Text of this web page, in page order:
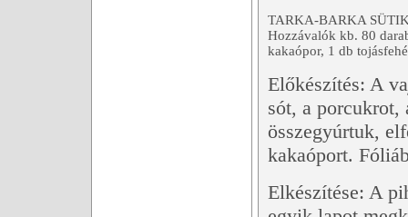
TARKA-BARKA
Hozzávalók kb. 80
kakaópor, 1 db
Előkészítés: A
sót, a porcukrot,
összegyúrtuk,
kakaóport.
Elkészítése: A